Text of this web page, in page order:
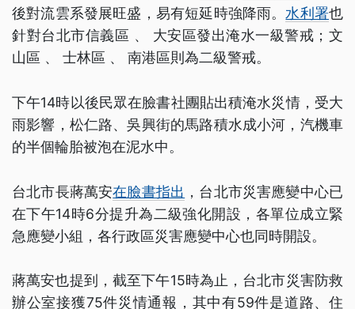
後對流雲系發展旺盛，易有短延時強降雨。 水利署也
針對台北市信義區 、 大安區發出淹水一級警戒；文
山區 、 士林區 、 南港區則為二級警戒。
下午14時以後民眾在臉書社團貼出積淹水災情，受大
雨影響，松仁路、吳興街的馬路積水成小河，汽機車
的半個輪胎被泡在泥水中。
台北市長蔣萬安在臉書指出 ，台北市災害應變中心已
在下午14時6分提升為二級強化開設，各單位成立緊
急應變小組，各行政區災害應變中心也同時開設。
蔣萬安也提到，截至下午15時為止，台北市災害防救
辦公室接獲75件災情通報，其中有59件是道路、住